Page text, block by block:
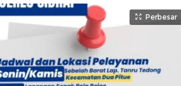
Perbesar